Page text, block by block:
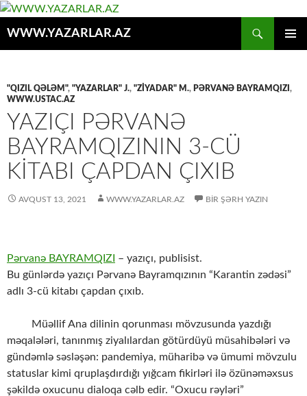
WWW.YAZARLAR.AZ
"QIZIL QƏLƏM", "YAZARLAR" J., "ZİYADAR" M., PƏRVANƏ BAYRAMQIZI ,
WWW.USTAC.AZ
YAZIÇI PƏRVANƏ
BAYRAMQIZININ 3-CÜ
KITABI ÇAPDAN ÇIXIB
AVQUST 13, 2021 WWW.YAZARLAR.AZ BIR ŞƏRH YAZIN
Pərvanə BAYRAMQIZI
– yazıçı, publisist.
Bu günlərdə yazıçı Pərvanə Bayramqızının “Karantin zədəsi”
adlı 3-cü kitabı çapdan çıxıb.
Müəllif Ana dilinin qorunması mövzusunda yazdığı
məqalələri, tanınmış ziyalılardan götürdüyü müsahibələri və
gündəmlə səsləşən: pandemiya, müharibə və ümumi mövzulu
statuslar kimi qruplaşdırdığı yığcam fikirləri ilə özünəməxsus
şəkildə oxucunu dialoqa cəlb edir. “Oxucu rəyləri”